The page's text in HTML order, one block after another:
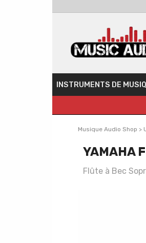
INSTRUMENTS DE
Musique Audio Shop >
YAMAHA
Flûte à Bec